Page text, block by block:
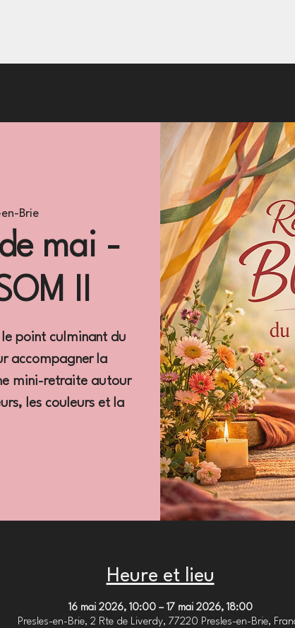
en-Brie
mai -
II
point culminant du
accompagner la
mini-retraite autour
les couleurs et la
Heure et lieu
16 mai 2026, 10:00 – 17 mai 2026, 18:00
Presles-en-Brie, 2 Rte de Liverdy, 77220 Presles-en-Brie,